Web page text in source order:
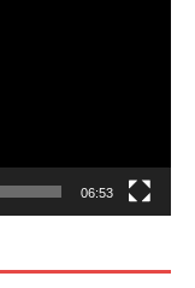
06:53